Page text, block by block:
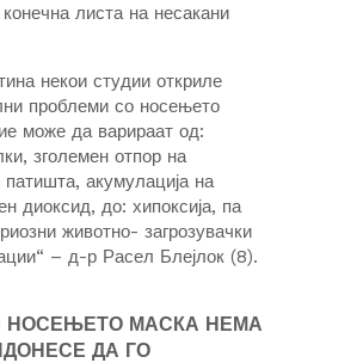
листа на несакани
некои студии откриле
проблеми со носењето
може да варираат од:
зголемен отпор на
акумулација на
диоксид, до: хипоксија, па
животно- загрозувачки
– д-р Расел Блејлок (8).
НОСЕЊЕТО МАСКА НЕМА
ДА ГО